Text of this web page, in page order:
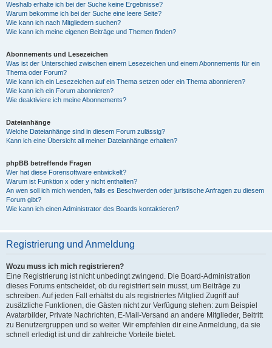
Weshalb erhalte ich bei der Suche keine Ergebnisse?
Warum bekomme ich bei der Suche eine leere Seite?
Wie kann ich nach Mitgliedern suchen?
Wie kann ich meine eigenen Beiträge und Themen finden?
Abonnements und Lesezeichen
Was ist der Unterschied zwischen einem Lesezeichen und einem Abonnements für ein
Thema oder Forum?
Wie kann ich ein Lesezeichen auf ein Thema setzen oder ein Thema abonnieren?
Wie kann ich ein Forum abonnieren?
Wie deaktiviere ich meine Abonnements?
Dateianhänge
Welche Dateianhänge sind in diesem Forum zulässig?
Kann ich eine Übersicht all meiner Dateianhänge erhalten?
phpBB betreffende Fragen
Wer hat diese Forensoftware entwickelt?
Warum ist Funktion x oder y nicht enthalten?
An wen soll ich mich wenden, falls es Beschwerden oder juristische Anfragen zu diesem
Forum gibt?
Wie kann ich einen Administrator des Boards kontaktieren?
Registrierung und Anmeldung
Wozu muss ich mich registrieren?
Eine Registrierung ist nicht unbedingt zwingend. Die Board-Administration
dieses Forums entscheidet, ob du registriert sein musst, um Beiträge zu
schreiben. Auf jeden Fall erhältst du als registriertes Mitglied Zugriff auf
zusätzliche Funktionen, die Gästen nicht zur Verfügung stehen: zum Beispiel
Avatarbilder, Private Nachrichten, E-Mail-Versand an andere Mitglieder, Beitritt
zu Benutzergruppen und so weiter. Wir empfehlen dir eine Anmeldung, da sie
schnell erledigt ist und dir zahlreiche Vorteile bietet.